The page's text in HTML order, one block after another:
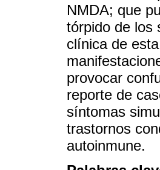
NMDA; que
tórpido de los
clínica de
provocar
reporte de
síntomas
trastornos
autoinmune.